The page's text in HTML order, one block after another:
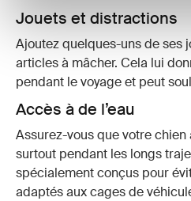
Jouets et distractions
Ajoutez quelques-uns de ses
articles à mâcher. Cela lui
pendant le voyage et peut
Accès à de l’eau
Assurez-vous que votre chien
surtout pendant les longs
spécialement conçus pour
adaptés auxcagesde